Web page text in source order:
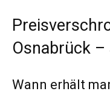
Osnabrück –
Wann erhält